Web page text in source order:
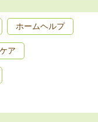
ホームヘルプ
ア